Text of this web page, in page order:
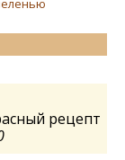
рецепт